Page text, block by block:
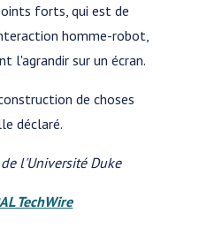
forts, qui est de
homme-robot,
l'agrandir sur un écran.
de choses
déclaré.
l'Université Duke
TechWire